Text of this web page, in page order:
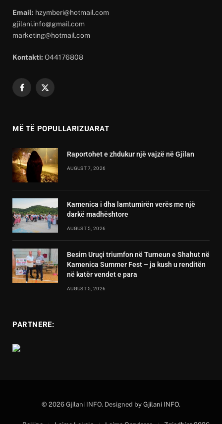
Email: hzymberi@hotmail.com
gjilani.info@gmail.com
marketing@hotmail.com
Kontakti: O44176808
Facebook
X
MË TË POPULLARIZUARAT
Raportohet e zhdukur një vajzë në Gjilan
AUGUST 7, 2026
Kamenica i dha lamtumirën verës me një
darkë madhështore
AUGUST 5, 2026
Besim Uruçi triumfon në Turneun e Shahut në
Kamenica Summer Fest – ja kush u renditën
në katër vendet e para
AUGUST 5, 2026
PARTNERE:
© 2026 Gjilani INFO. Designed by Gjilani INFO.